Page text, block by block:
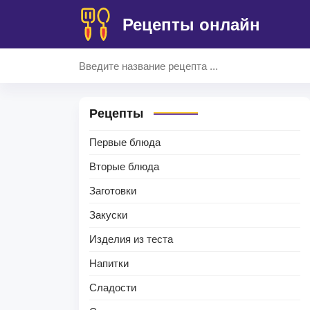
Рецепты онлайн
Рецепты
Первые блюда
Вторые блюда
Заготовки
Закуски
Изделия из теста
Напитки
Сладости